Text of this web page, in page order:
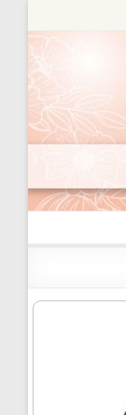
to
ธรรมะ